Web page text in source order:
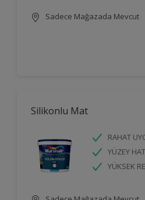
Sadece Mağazada Mevcut
Silikonlu Mat
RAHAT
YÜZEY
YÜKSEK